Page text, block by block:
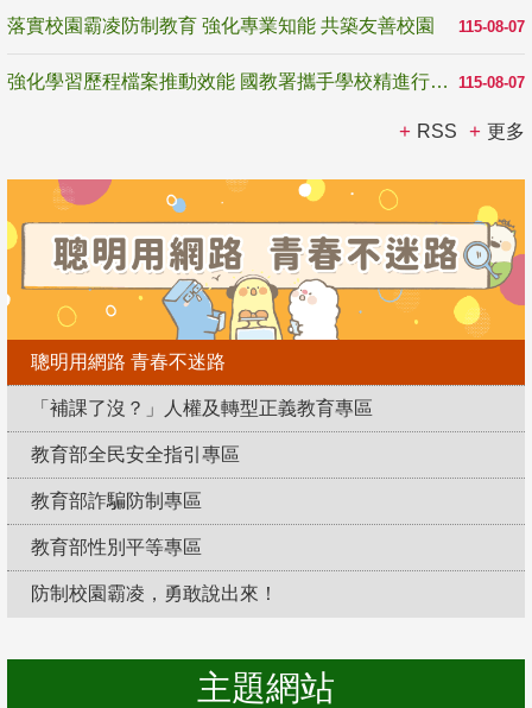
115-08-07
落實校園霸凌防制教育 強化專業知能 共築友善校園
115-08-07
強化學習歷程檔案推動效能 國教署攜手學校精進行政與教學支持
RSS 更多
聰明用網路 青春不迷路
「補課了沒？」人權及轉型正義教育專區
教育部全民安全指引專區
教育部詐騙防制專區
教育部性別平等專區
防制校園霸凌，勇敢說出來！
主題網站